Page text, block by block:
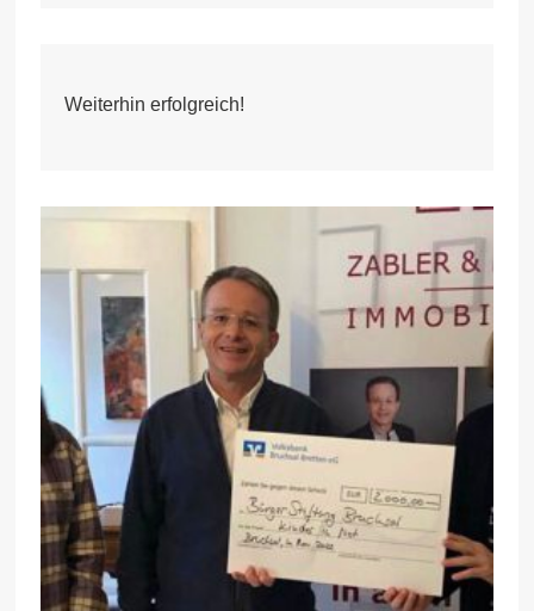
Weiterhin erfolgreich!